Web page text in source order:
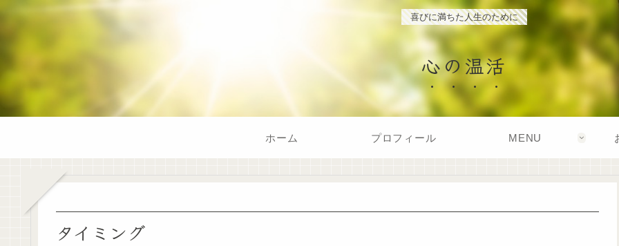
喜びに満ちた人生のために
心の温活
ホーム プロフィール MENU
タイミング